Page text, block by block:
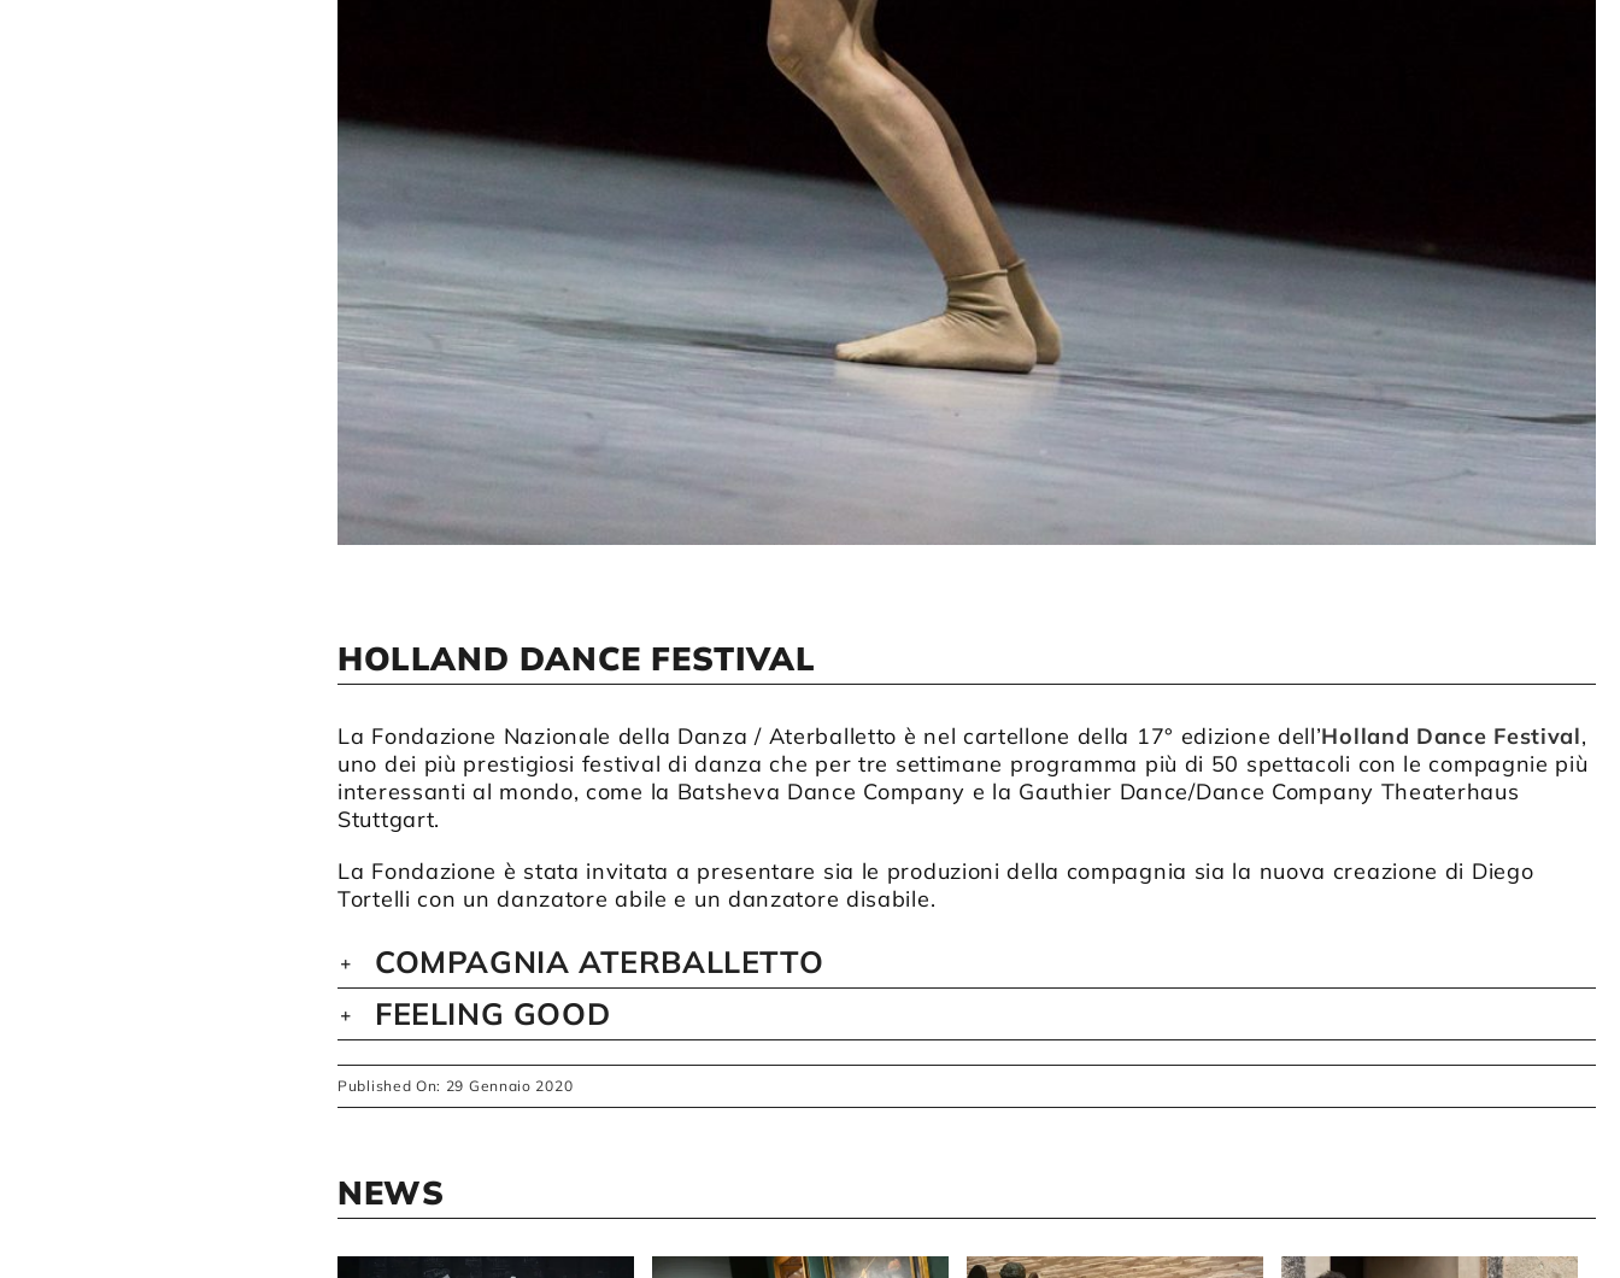
HOLLAND DANCE FESTIVAL
La Fondazione Nazionale della Danza / Aterballetto è nel cartellone della 17° edizione dell’Holland Dance Festival,
uno dei più prestigiosi festival di danza che per tre settimane programma più di 50 spettacoli con le compagnie più
interessanti al mondo, come la Batsheva Dance Company e la Gauthier Dance/Dance Company Theaterhaus
Stuttgart.
La Fondazione è stata invitata a presentare sia le produzioni della compagnia sia la nuova creazione di Diego
Tortelli con un danzatore abile e un danzatore disabile.
COMPAGNIA ATERBALLETTO
FEELING GOOD
Published On: 29 Gennaio 2020
NEWS